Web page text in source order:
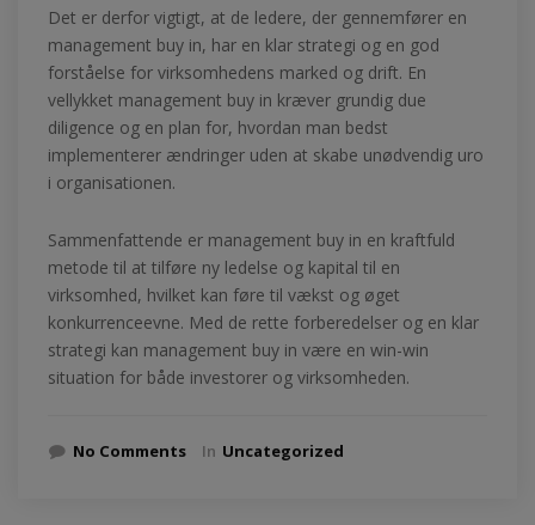
Det er derfor vigtigt, at de ledere, der gennemfører en
management buy in, har en klar strategi og en god
forståelse for virksomhedens marked og drift. En
vellykket management buy in kræver grundig due
diligence og en plan for, hvordan man bedst
implementerer ændringer uden at skabe unødvendig uro
i organisationen.
Sammenfattende er management buy in en kraftfuld
metode til at tilføre ny ledelse og kapital til en
virksomhed, hvilket kan føre til vækst og øget
konkurrenceevne. Med de rette forberedelser og en klar
strategi kan management buy in være en win-win
situation for både investorer og virksomheden.
No Comments In Uncategorized